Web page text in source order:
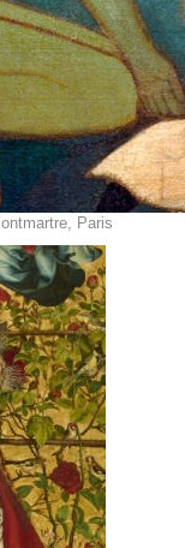
Paris